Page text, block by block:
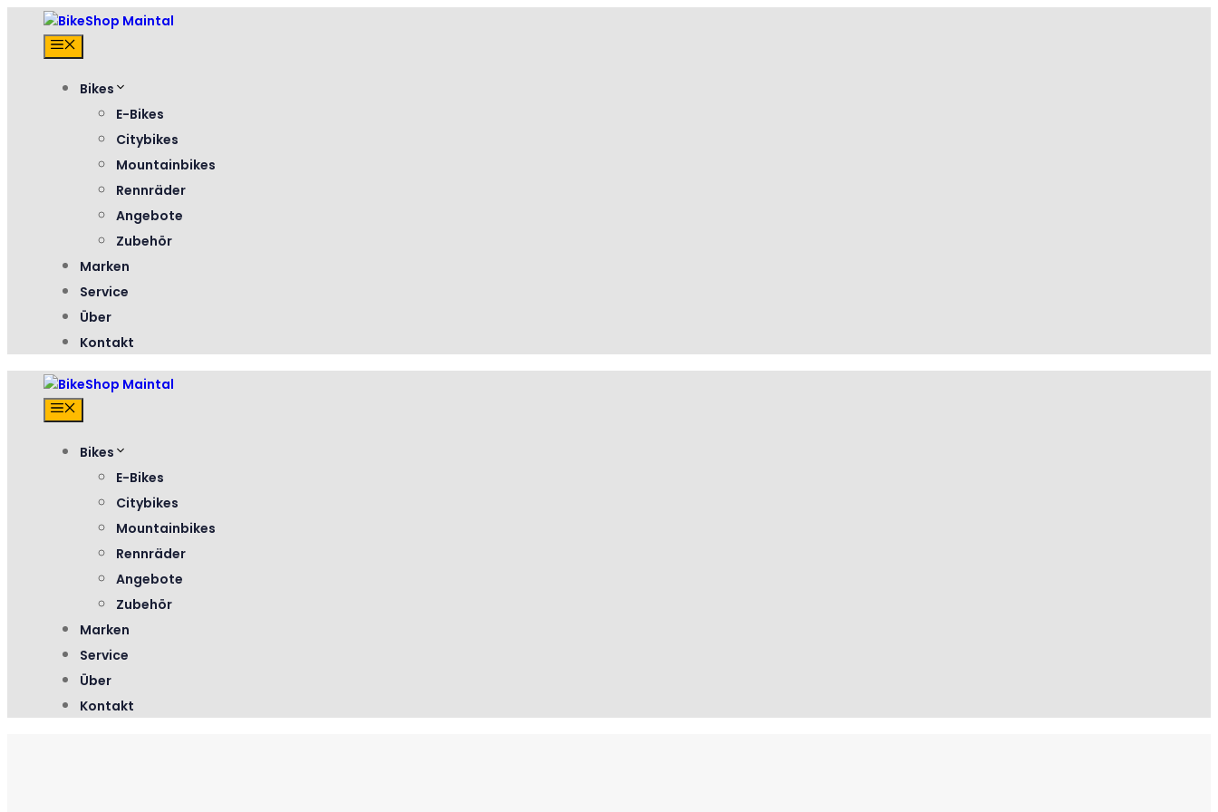
Inhalt
Bikes
E-Bikes
Citybikes
Mountainbikes
Rennräder
Angebote
Zubehör
Marken
Service
Über
Kontakt
Bikes
E-Bikes
Citybikes
Mountainbikes
Rennräder
Angebote
Zubehör
Marken
Service
Über
Kontakt